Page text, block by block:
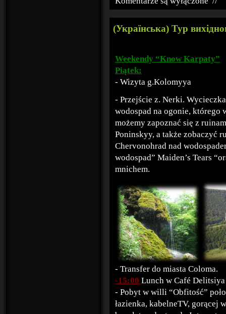
(Українська) Тур
Weekendy “Know Karpaty”
Piątek:
- Wizyta g.Kolomyya
- Przejście z. Nerki.
wodospad na ogonie, którego
możemy zapoznać się z
Poninskyy, a także zobaczyć
Chervonohrad nad
wodospad” Maiden’s Tears
mnichem.
- Transfer do miasta Coloma.
-15:00 Lunch w Café Delitsiya
- Pobyt w willi “Obfitość”
łazienka, kabelneTV, gorącej